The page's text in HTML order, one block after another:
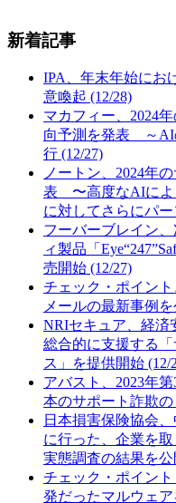
新着記事
IPA、年末年始にお
意喚起 (12/28)
マカフィー、2024
向予測を発表 ～AI
行 (12/27)
ノートン、2024年
表 〜高度なAIによ
に対してさらにパ
フーバーブレイン
ィ製品「
売開始 (12/27)
チェック・ポイン
メールの最新事例を
NRIセキュア、経済
総合的に支援する
ス」を提供開始 (12/
アバスト、2023年
本のサポート詐欺
日本損害保険協会
に行った、企業を
実態調査の結果を公
チェック・ポイン
発だったマルウェ